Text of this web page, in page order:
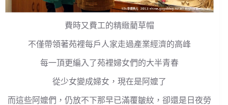
費時又費工的精緻藺草帽
不僅帶領著苑裡每戶人家走過產業經濟的高峰
每一頂更編入了苑裡婦女們的大半青春
從少女變成婦女，現在是阿嬤了
而這些阿嬤們，仍放不下那早已滿覆皺紋，卻還是日夜勞